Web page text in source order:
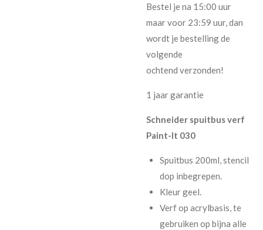
Bestel je na 15:00 uur
maar voor 23:59 uur, dan
wordt je bestelling de
volgende
ochtend verzonden!
1 jaar garantie
Schneider spuitbus verf
Paint-It 030
Spuitbus 200ml, stencil
dop inbegrepen.
Kleur geel.
Verf op acrylbasis, te
gebruiken op bijna alle